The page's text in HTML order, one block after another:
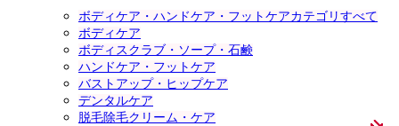
ボディケア・ハンドケア・フットケアカテゴリすべて
ボディケア
ボディスクラブ・ソープ・石鹸
ハンドケア・フットケア
バストアップ・ヒップケア
デンタルケア
脱毛除毛クリーム・ケア